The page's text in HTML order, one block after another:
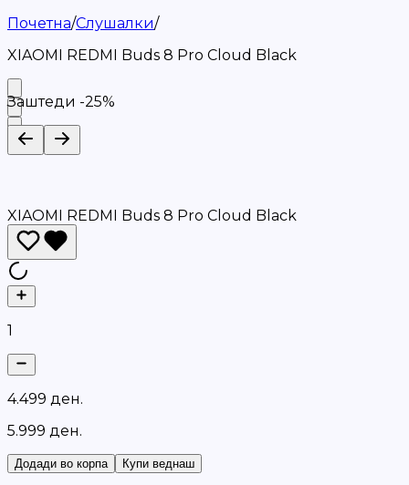
Почетна/Слушалки/
XIAOMI REDMI Buds 8 Pro Cloud Black
Заштеди -25%
XIAOMI REDMI Buds 8 Pro Cloud Black
1
4.499 ден.
5.999 ден.
Додади во корпа Купи веднаш